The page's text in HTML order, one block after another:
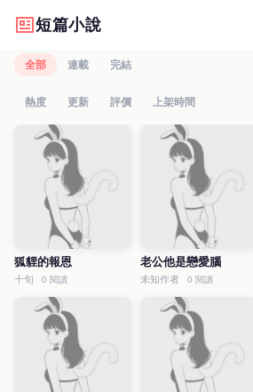
短篇小說
全部 連載 完結
熱度 更新 評價 上架時間
狐貍的報恩
十旬 0 閱讀
老公他是戀愛腦
未知作者 0 閱讀